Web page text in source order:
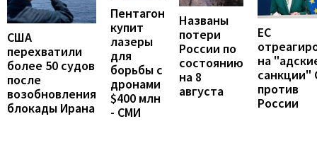
США
перехватили
более 50 судов
после
возобновления
блокады Ирана
Пентагон
купит
лазеры
для
борьбы с
дронами
$400 млн
- СМИ
Названы
потери
России по
состоянию
на 8
августа
ЕС
на
санкции"
против
России